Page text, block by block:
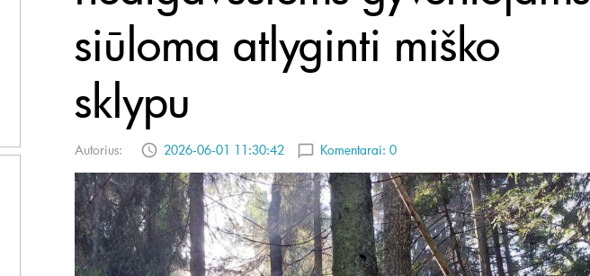
siūloma atlyginti miško
sklypu
Autorius: 2026-06-01 11:30:42 Komentarai: 0